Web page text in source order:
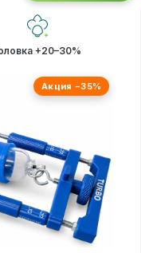
+20–30%
Акция −35%